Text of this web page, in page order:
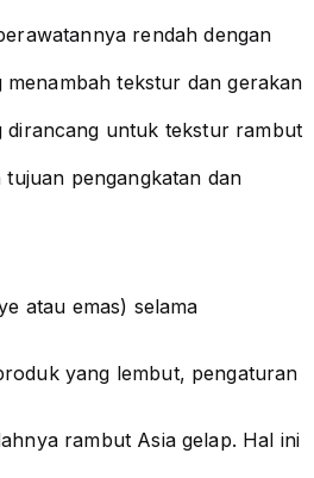
rendah dengan
tekstur dan gerakan
untuk tekstur rambut
pengangkatan dan
atau emas) selama
yang lembut, pengaturan
rambut Asia gelap. Hal ini